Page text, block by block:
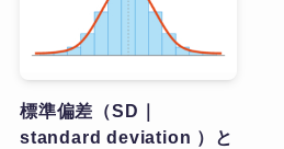
標準偏差（SD｜
standard deviation ）と